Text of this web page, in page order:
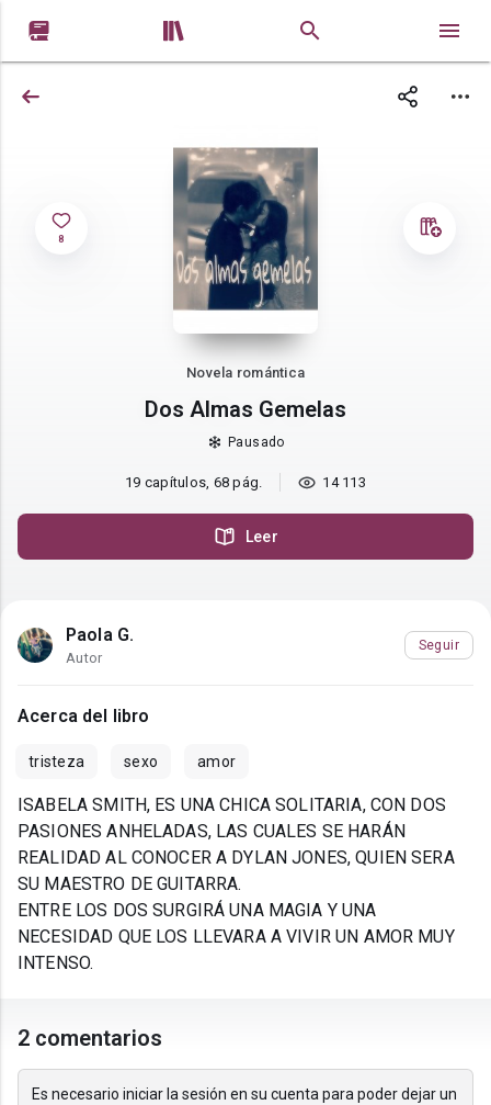
 
8
Novela romántica
Dos Almas Gemelas
Pausado
19 capítulos, 68 pág. 14 113
Leer
Paola G.
Autor
Seguir
Acerca del libro
tristeza sexo amor
ISABELA SMITH, ES UNA CHICA SOLITARIA, CON DOS
PASIONES ANHELADAS, LAS CUALES SE HARÁN
REALIDAD AL CONOCER A DYLAN JONES, QUIEN SERA
SU MAESTRO DE GUITARRA.
ENTRE LOS DOS SURGIRÁ UNA MAGIA Y UNA
NECESIDAD QUE LOS LLEVARA A VIVIR UN AMOR MUY
INTENSO.
2 comentarios
Es necesario iniciar la sesión en su cuenta para poder dejar un